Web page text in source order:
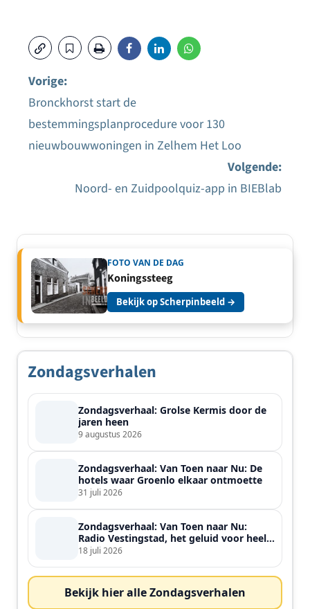
Bericht
navigatie
Vorige:
Bronckhorst start de
bestemmingsplanprocedure voor 130
nieuwbouwwoningen in Zelhem Het Loo
Volgende:
Noord- en Zuidpoolquiz-app in BIEBlab
FOTO VAN DE DAG
Koningssteeg
Bekijk op Scherpinbeeld →
Zondagsverhalen
Zondagsverhaal: Grolse Kermis door de
jaren heen
9 augustus 2026
Zondagsverhaal: Van Toen naar Nu: De
hotels waar Groenlo elkaar ontmoette
31 juli 2026
Zondagsverhaal: Van Toen naar Nu:
Radio Vestingstad, het geluid voor heel
de streek
18 juli 2026
Bekijk hier alle Zondagsverhalen